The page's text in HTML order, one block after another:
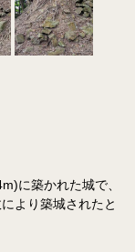
に築かれた城で、
より築城されたと